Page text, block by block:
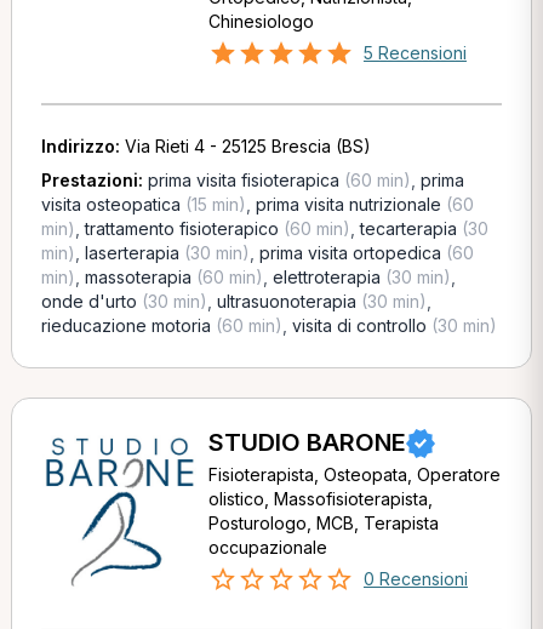
Chinesiologo
5 Recensioni
Indirizzo: Via Rieti 4 - 25125 Brescia (BS)
Prestazioni: prima visita fisioterapica (60 min) prima
visita osteopatica (15 min) prima visita nutrizionale (60
min) ,trattamento fisioterapico (60 min) ,tecarterapia (30
min) laserterapia (30 min) prima visita ortopedica (60
min) massoterapia (60 min) elettroterapia (30 min)
onde d'urto (30 min) ultrasuonoterapia (30 min)
rieducazione motoria (60 min) visita di controllo (30 min)
STUDIO BARONE
Fisioterapista, Osteopata, Operatore
olistico, Massofisioterapista,
Posturologo, MCB, Terapista
occupazionale
0 Recensioni